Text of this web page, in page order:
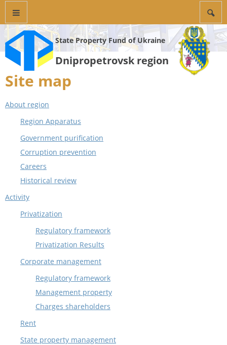
State Property Fund of Ukraine
Dnipropetrovsk region
Site map
About region
Region Apparatus
Government purification
Corruption prevention
Careers
Historical review
Activity
Privatization
Regulatory framework
Privatization Results
Corporate management
Regulatory framework
Management property
Charges shareholders
Rent
State property management